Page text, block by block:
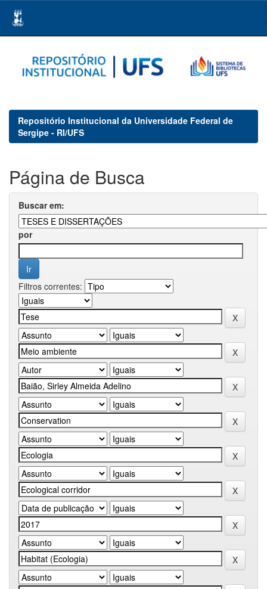
navigation
Repositório Institucional da Universidade Federal de
Sergipe - RI/UFS
Página de Busca
Buscar em:
por
Filtros correntes: